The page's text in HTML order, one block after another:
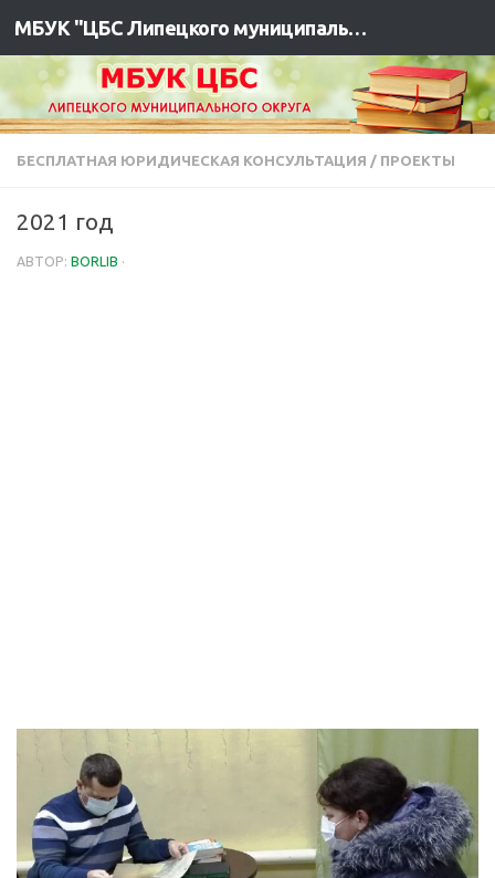
МБУК "ЦБС Липецкого муниципального района"
БЕСПЛАТНАЯ ЮРИДИЧЕСКАЯ КОНСУЛЬТАЦИЯ / ПРОЕКТЫ
2021 год
АВТОР: BORLIB ·